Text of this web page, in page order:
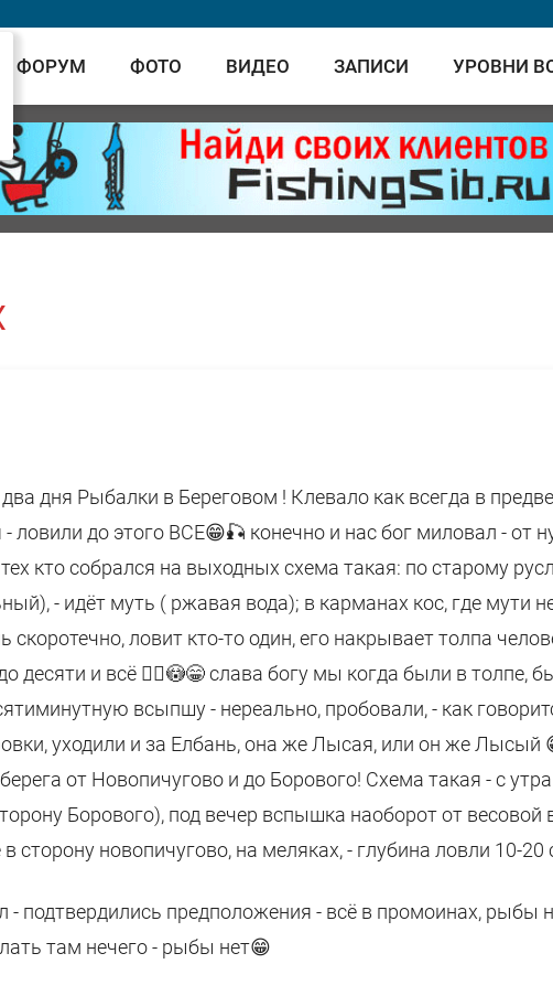
ФОРУМ ФОТО ВИДЕО ЗАПИСИ УРОВНИ
дня Рыбалки в Береговом ! Клевало как всегда в
ловили до этого ВСЕ😁🎣 конечно и нас бог миловал - от
кто собрался на выходных схема такая: по старому
- идёт муть ( ржавая вода); в карманах кос, где мути
ловит кто-то один, его накрывает толпа
десяти и всё 🤦‍♂️😳😁 слава богу мы когда были в толпе,
всыпшу - нереально, пробовали, - как
уходили и за Елбань, она же Лысая, или он же Лысый
от Новопичугово и до Борового! Схема такая - с
Борового), под вечер вспышка наоборот от весовой
сторону новопичугово, на меляках, - глубина ловли 10-20
- подтвердились предположения - всё в промоинах, рыбы
там нечего - рыбы нет😁